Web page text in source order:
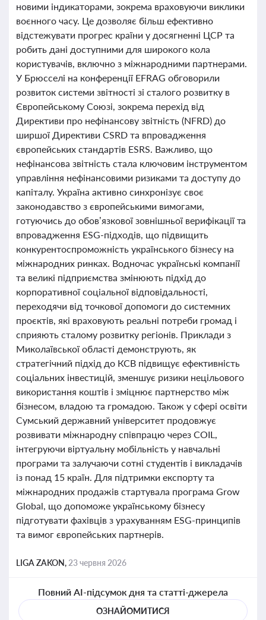
новими індикаторами, зокрема враховуючи виклики
воєнного часу. Це дозволяє більш ефективно
відстежувати прогрес країни у досягненні ЦСР та
робить дані доступними для широкого кола
користувачів, включно з міжнародними партнерами.
У Брюсселі на конференції EFRAG обговорили
розвиток системи звітності зі сталого розвитку в
Європейському Союзі, зокрема перехід від
Директиви про нефінансову звітність (NFRD) до
ширшої Директиви CSRD та впровадження
європейських стандартів ESRS. Важливо, що
нефінансова звітність стала ключовим інструментом
управління нефінансовими ризиками та доступу до
капіталу. Україна активно синхронізує своє
законодавство з європейськими вимогами,
готуючись до обов’язкової зовнішньої верифікації та
впровадження ESG-підходів, що підвищить
конкурентоспроможність українського бізнесу на
міжнародних ринках. Водночас українські компанії
та великі підприємства змінюють підхід до
корпоративної соціальної відповідальності,
переходячи від точкової допомоги до системних
проєктів, які враховують реальні потреби громад і
сприяють сталому розвитку регіонів. Приклади з
Миколаївської області демонструють, як
стратегічний підхід до КСВ підвищує ефективність
соціальних інвестицій, зменшує ризики нецільового
використання коштів і зміцнює партнерство між
бізнесом, владою та громадою. Також у сфері освіти
Сумський державний університет продовжує
розвивати міжнародну співпрацю через COIL,
інтегруючи віртуальну мобільність у навчальні
програми та залучаючи сотні студентів і викладачів
із понад 15 країн. Для підтримки експорту та
міжнародних продажів стартувала програма Grow
Global, що допоможе українському бізнесу
підготувати фахівців з урахуванням ESG-принципів
та вимог європейських партнерів.
LIGA ZAKON, 23 червня 2026
Повний AI-підсумок дня та статті-джерела
ОЗНАЙОМИТИСЯ